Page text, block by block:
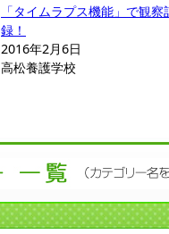
「タイムラプス機能」で観察
録！
2016年2月6日
高松養護学校